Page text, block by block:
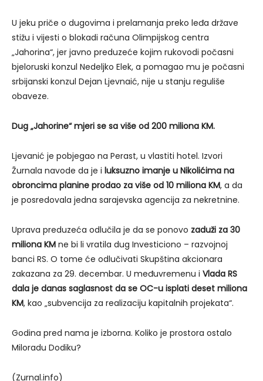
U jeku priče o dugovima i prelamanja preko leđa države
stižu i vijesti o blokadi računa Olimpijskog centra
„Jahorina“, jer javno preduzeće kojim rukovodi počasni
bjeloruski konzul Nedeljko Elek, a pomagao mu je počasni
srbijanski konzul Dejan Ljevnaić, nije u stanju reguliše
obaveze.
Dug „Jahorine“ mjeri se sa više od 200 miliona KM.
Ljevanić je pobjegao na Perast, u vlastiti hotel. Izvori
Žurnala navode da je i luksuzno imanje u Nikolićima na
obroncima planine prodao za više od 10 miliona KM, a da
je posredovala jedna sarajevska agencija za nekretnine.
Uprava preduzeća odlučila je da se ponovo zaduži za 30
miliona KM ne bi li vratila dug Investiciono – razvojnoj
banci RS. O tome će odlučivati Skupština akcionara
zakazana za 29. decembar. U međuvremenu i Vlada RS
dala je danas saglasnost da se OC-u isplati deset miliona
KM, kao „subvencija za realizaciju kapitalnih projekata“.
Godina pred nama je izborna. Koliko je prostora ostalo
Miloradu Dodiku?
(Zurnal.info)